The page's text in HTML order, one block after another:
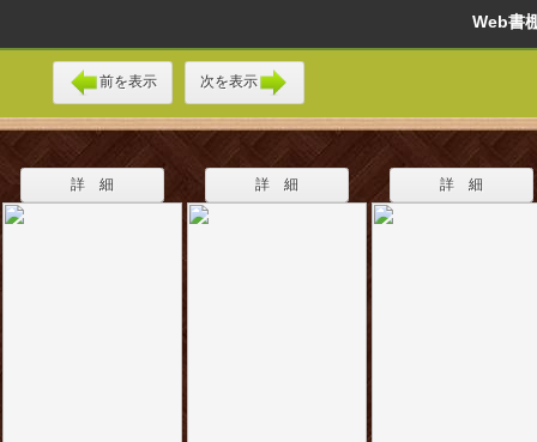
Web
前を表示 次を表示
詳 細 詳 細 詳 細